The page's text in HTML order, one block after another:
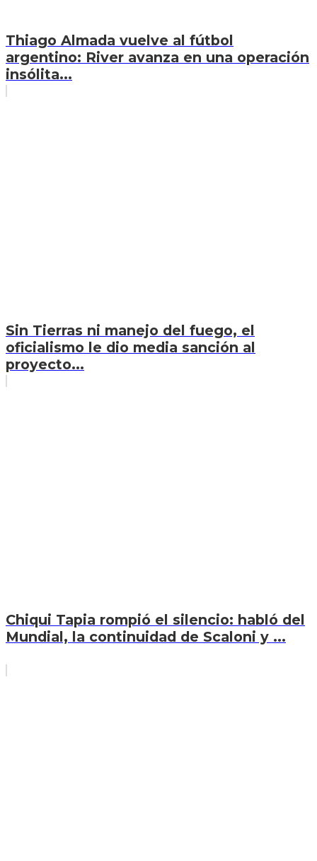
Thiago Almada vuelve al fútbol
argentino: River avanza en una operación
insólita...
Sin Tierras ni manejo del fuego, el
oficialismo le dio media sanción al
proyecto...
Chiqui Tapia rompió el silencio: habló del
Mundial, la continuidad de Scaloni y ...